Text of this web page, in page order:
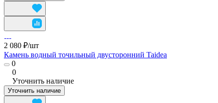
2 080 ₽/шт
Камень водный точильный двусторонний Taidea
0
0
Уточнить наличие
Уточнить наличие